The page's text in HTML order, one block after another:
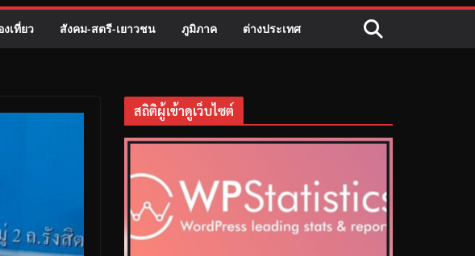
เที่ยว สังคม-สตรี-เยาวชน ภูมิภาค ต่างประเทศ
สถิติผู้เข้าดูเว็บไซต์